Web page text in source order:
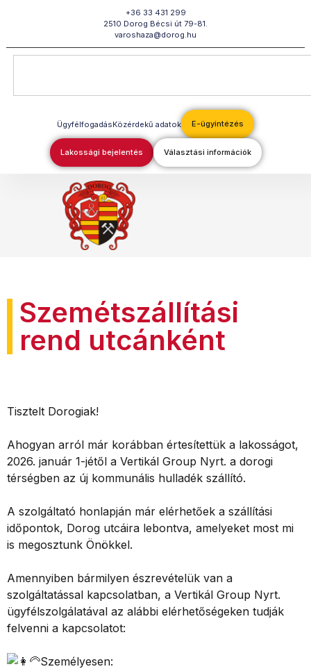
+36 33 431 299
2510 Dorog Bécsi út 79-81.
varoshaza@dorog.hu
ÜgyfélfogadásKözérdekű adatok E-ügyintézés
Lakossági bejelentés Választási információk
Szemétszállítási
rend utcánként
Tisztelt Dorogiak!
Ahogyan arról már korábban értesítettük a lakosságot,
2026. január 1-jétől a Vertikál Group Nyrt. a dorogi
térségben az új kommunális hulladék szállító.
A szolgáltató honlapján már elérhetőek a szállítási
időpontok, Dorog utcáira lebontva, amelyeket most mi
is megosztunk Önökkel.
Amennyiben bármilyen észrevételük van a
szolgáltatással kapcsolatban, a Vertikál Group Nyrt.
ügyfélszolgálatával az alábbi elérhetőségeken tudják
felvenni a kapcsolatot:
Személyesen: